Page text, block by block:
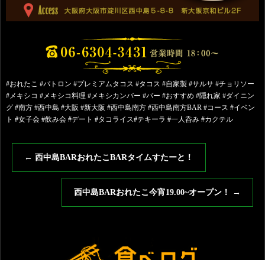
#おれたこ #パトロン #プレミアムタコス #タコス #自家製 #サルサ #チョリソー
#メキシコ #メキシコ料理 #メキシカンバー #バー #おすすめ #隠れ家 #ダイニン
グ #南方 #西中島 #大阪 #新大阪 #西中島南方 #西中島南方BAR #コース #イベン
ト #女子会 #飲み会 #デート #タコライス#テキーラ #一人呑み #カクテル
← 西中島BARおれたこBARタイムすたーと！
西中島BARおれたこ今宵19.00~オープン！ →